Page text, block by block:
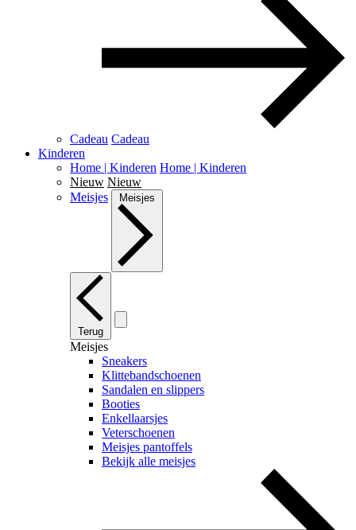
Cadeau Cadeau
Kinderen
Home | Kinderen Home | Kinderen
Nieuw Nieuw
Meisjes
Meisjes
Terug
Meisjes
Sneakers
Klittebandschoenen
Sandalen en slippers
Booties
Enkellaarsjes
Veterschoenen
Meisjes pantoffels
Bekijk alle meisjes